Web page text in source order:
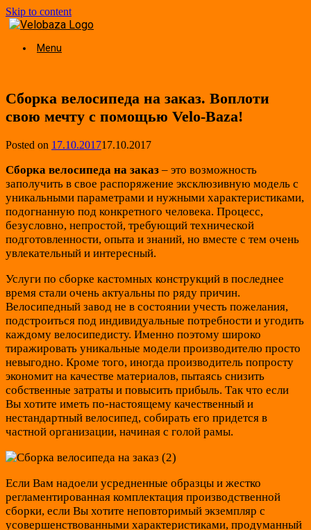
Skip to content
Menu
Сборка велосипеда на заказ. Воплоти
свою мечту с помощью Velo-Baza!
Posted on 17.10.201717.10.2017
Сборка велосипеда на заказ – это возможность
заполучить в свое распоряжение эксклюзивную модель с
уникальными параметрами и нужными характеристиками,
подогнанную под конкретного человека. Процесс,
безусловно, непростой, требующий технической
подготовленности, опыта и знаний, но вместе с тем очень
увлекательный и интересный.
Услуги по сборке кастомных конструкций в последнее
время стали очень актуальны по ряду причин.
Велосипедный завод не в состоянии учесть пожелания,
подстроиться под индивидуальные потребности и угодить
каждому велосипедисту. Именно поэтому широко
тиражировать уникальные модели производителю просто
невыгодно. Кроме того, иногда производитель попросту
экономит на качестве материалов, пытаясь снизить
собственные затраты и повысить прибыль. Так что если
Вы хотите иметь по-настоящему качественный и
нестандартный велосипед, собирать его придется в
частной организации, начиная с голой рамы.
Если Вам надоели усредненные образцы и жестко
регламентированная комплектация производственной
сборки, если Вы хотите неповторимый экземпляр с
усовершенствованными характеристиками, продуманный